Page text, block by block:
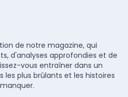
de notre magazine, qui
d'analyses approfondies et de
vous entraîner dans un
les plus brûlants et les histoires